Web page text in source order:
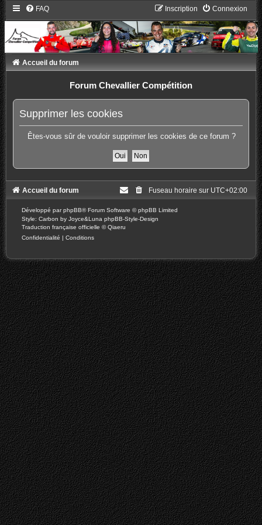
FAQ Connexion
Inscription
Accueil du forum
Forum Chevallier Compétition
Supprimer les cookies
Êtes-vous sûr de vouloir supprimer les cookies de ce forum ?
Accueil du forum Fuseau horaire sur UTC+02:00
Développé parphpBB® Forum Software © phpBB Limited
Style: Carbon by Joyce&Luna phpBB-Style-Design
Traduction française officielle ©Qiaeru
Confidentialité | Conditions